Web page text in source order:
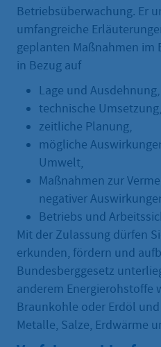
Betriebsüberwachung. Er
umfangreiche
geplanten Maßnahmen im
in Bezug auf
Lage und Ausdehnung,
technische Umsetzung,
zeitliche Planung,
mögliche
Umwelt,
Maßnahmen zur
negativer
Betriebs und
Mit der Zulassung dürfen
erkunden, fördern und
Bundesberggesetz
anderem Energierohstoffe
Braunkohle oder Erdöl und
Metalle, Salze, Erdwärme